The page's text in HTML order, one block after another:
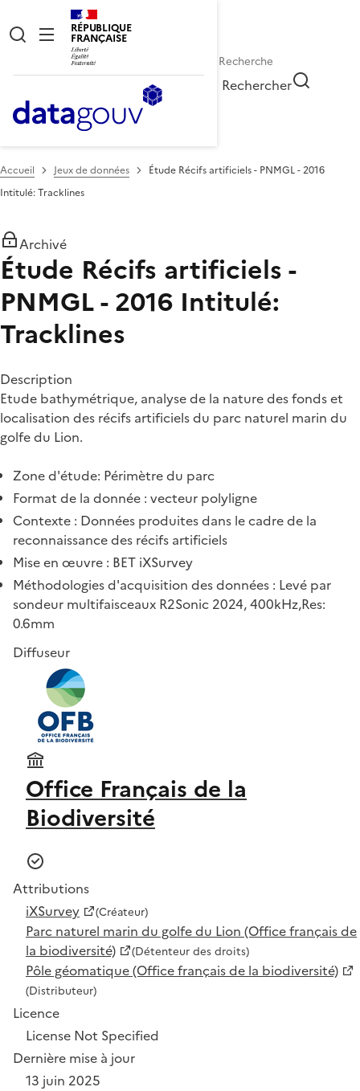
RÉPUBLIQUE
FRANÇAISE
Rechercher
Accueil Jeux de données
Étude Récifs artificiels - PNMGL - 2016
Intitulé: Tracklines
Archivé
Étude Récifs artificiels -
PNMGL - 2016 Intitulé:
Tracklines
Description
Etude bathymétrique, analyse de la nature des fonds et
localisation des récifs artificiels du parc naturel marin du
golfe du Lion.
Zone d'étude: Périmètre du parc
Format de la donnée : vecteur polyligne
Contexte : Données produites dans le cadre de la
reconnaissance des récifs artificiels
Mise en œuvre : BET iXSurvey
Méthodologies d'acquisition des données : Levé par
sondeur multifaisceaux R2Sonic 2024, 400kHz,Res:
0.6mm
Diffuseur
Office Français de la
Biodiversité
Attributions
iXSurvey
(Créateur)
Parc naturel marin du golfe du Lion (Office français de
la biodiversité)
(Détenteur des droits)
Pôle géomatique (Office français de la biodiversité)
(Distributeur)
Licence
License Not Specified
Dernière mise à jour
13 juin 2025